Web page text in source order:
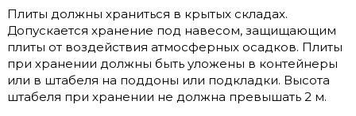
Плиты должны храниться в крытых складах.
Допускается хранение под навесом, защищающим
плиты от воздействия атмосферных осадков. Плиты
при хранении должны быть уложены в контейнеры
или в штабеля на поддоны или подкладки. Высота
штабеля при хранении не должна превышать 2 м.